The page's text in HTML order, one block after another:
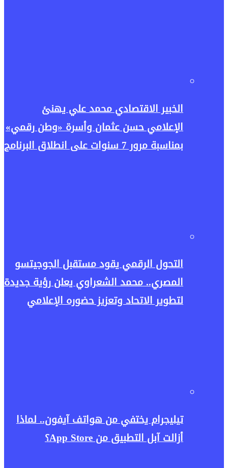
الخبير الاقتصادي محمد علي يهنئ
الإعلامي حسن عثمان وأسرة «وطن رقمي»
بمناسبة مرور 7 سنوات على انطلاق البرنامج
التحول الرقمي يقود مستقبل الجوجيتسو
المصري.. محمد الشعراوي يعلن رؤية جديدة
لتطوير الاتحاد وتعزيز حضوره الإعلامي
تيليجرام يختفي من هواتف آيفون.. لماذا
أزالت آبل التطبيق من App Store؟